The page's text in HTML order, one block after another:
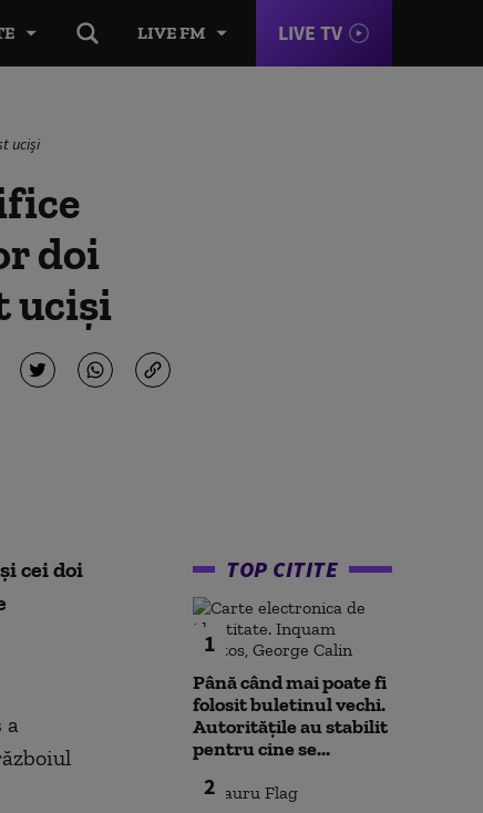
LIVE FM LIVE TV
uciși
doi
uciși
cei doi
a
TOP CITITE
1
Până când mai poate fi
folosit buletinul vechi.
Autoritățile au stabilit
pentru cine se...
2